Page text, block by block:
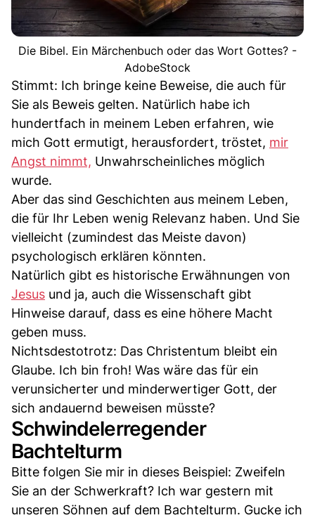
Die Bibel. Ein Märchenbuch oder das Wort Gottes? -
AdobeStock
Stimmt: Ich bringe keine Beweise, die auch für
Sie als Beweis gelten. Natürlich habe ich
hundertfach in meinem Leben erfahren, wie
mich Gott ermutigt, herausfordert, tröstet, mir
Angst nimmt, Unwahrscheinliches möglich
wurde.
Aber das sind Geschichten aus meinem Leben,
die für Ihr Leben wenig Relevanz haben. Und Sie
vielleicht (zumindest das Meiste davon)
psychologisch erklären könnten.
Natürlich gibt es historische Erwähnungen von
Jesus und ja, auch die Wissenschaft gibt
Hinweise darauf, dass es eine höhere Macht
geben muss.
Nichtsdestotrotz: Das Christentum bleibt ein
Glaube. Ich bin froh! Was wäre das für ein
verunsicherter und minderwertiger Gott, der
sich andauernd beweisen müsste?
Schwindelerregender
Bachtelturm
Bitte folgen Sie mir in dieses Beispiel: Zweifeln
Sie an der Schwerkraft? Ich war gestern mit
unseren Söhnen auf dem Bachtelturm. Gucke ich